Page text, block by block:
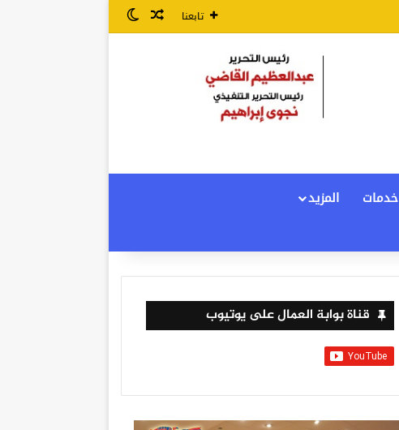
تابعنا مقال عشوائي
الوضع المظلم
خدمات
المزيد
قناة بوابة العمال على يوتيوب